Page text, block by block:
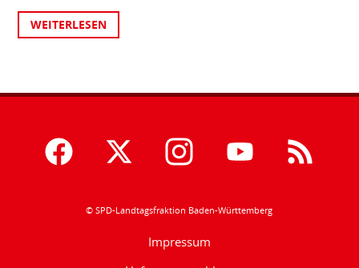
WEITERLESEN
© SPD-Landtagsfraktion Baden-Württemberg
Impressum